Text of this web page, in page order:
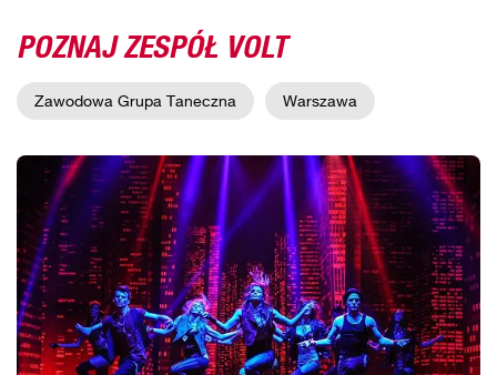
POZNAJ ZESPÓŁ VOLT
Zawodowa Grupa Taneczna Warszawa